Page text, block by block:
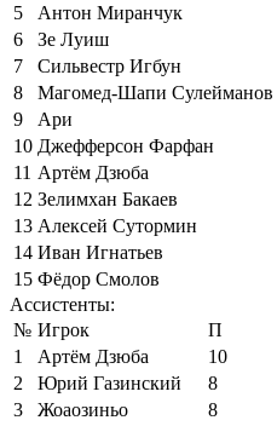
5
Антон Миранчук
6
Зе Луиш
7
Сильвестр Игбун
8
Магомед-Шапи Сулейманов
9
Ари
10 Джефферсон Фарфан
11 Артём Дзюба
12 Зелимхан Бакаев
13 Алексей Сутормин
14 Иван Игнатьев
15 Фёдор Смолов
Ассистенты:
№ Игрок
П
1
Артём Дзюба
10
2
Юрий Газинский
8
3
Жоаозиньо
8